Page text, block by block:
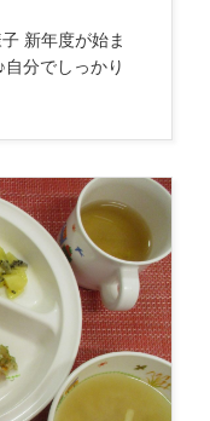
新年度が始ま
分でしっかり